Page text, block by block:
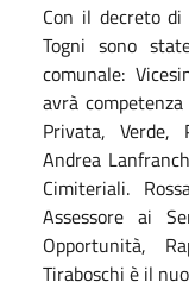
Con il decreto
Togni sono
comunale:
avrà
Privata, Verde,
Andrea
Cimiteriali.
Assessore ai
Opportunità,
Tiraboschi è il